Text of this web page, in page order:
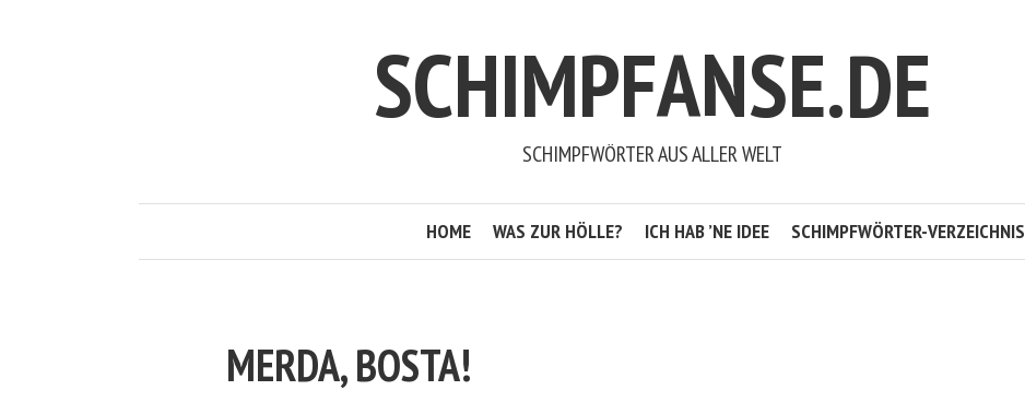
SCHIMPFANSE.DE
SCHIMPFWÖRTER AUS ALLER WELT
HOME WAS ZUR HÖLLE? ICH HAB ’NE IDEE SCHIMPFWÖRTER-VERZEICHNIS
MERDA, BOSTA!